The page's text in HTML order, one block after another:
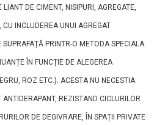
DE CIMENT, NISIPURI, AGREGATE,
CU INCLUDEREA UNUI AGREGAT
SUPRAFAȚĂ PRINTR-O METODA SPECIALA.
ÎN FUNCȚIE DE ALEGEREA
ROZ ETC.). ACESTA NU NECESTIA
ANTIDERAPANT, REZISTAND CICLURILOR
DE DEGIVRARE, ÎN SPAȚII PRIVATE